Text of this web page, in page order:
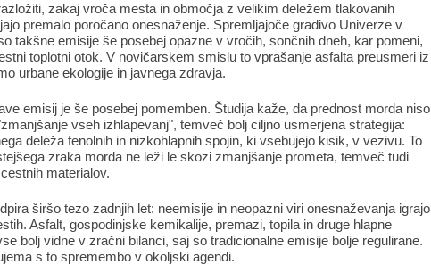
zakaj vroča mesta in območja z velikim deležem tlakovanih
premalo poročano onesnaženje. Spremljajoče gradivo Univerze v
takšne emisije še posebej opazne v vročih, sončnih dneh, kar pomeni,
toplotni otok. V novičarskem smislu to vprašanje asfalta preusmeri iz
urbane ekologije in javnega zdravja.
emisij je še posebej pomemben. Študija kaže, da prednost morda niso
vseh izhlapevanj", temveč bolj ciljno usmerjena strategija:
deleža fenolnih in nizkohlapnih spojin, ki vsebujejo kisik, v vezivu. To
zraka morda ne leži le skozi zmanjšanje prometa, temveč tudi
materialov.
širšo tezo zadnjih let: neemisije in neopazni viri onesnaževanja igrajo
Asfalt, gospodinjske kemikalije, premazi, topila in druge hlapne
bolj vidne v zračni bilanci, saj so tradicionalne emisije bolje regulirane.
s to spremembo v okoljski agendi.